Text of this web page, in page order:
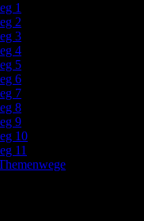
1
2
3
4
5
6
7
8
9
10
11